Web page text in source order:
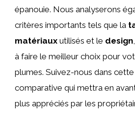
épanouie. Nous analyserons
critères importants tels que la
matériaux utilisés et le design
à faire le meilleur choix pour
plumes. Suivez-nous dans
comparative qui mettra en
plus appréciés par les